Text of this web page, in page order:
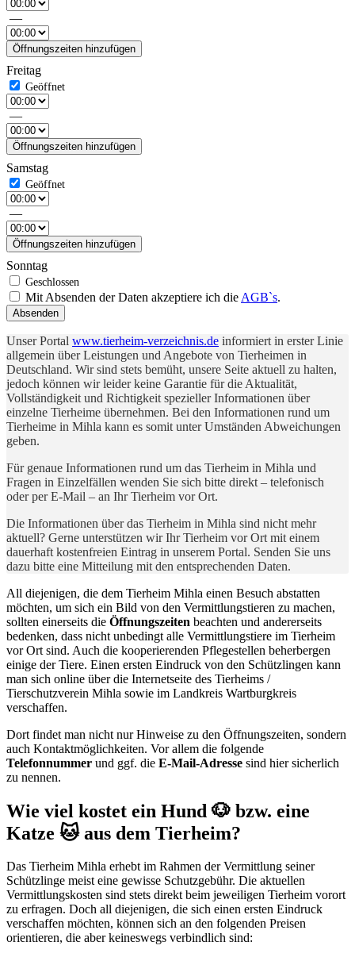
—
Öffnungszeiten hinzufügen
Freitag
—
Öffnungszeiten hinzufügen
Samstag
—
Öffnungszeiten hinzufügen
Sonntag
Mit Absenden der Daten akzeptiere ich die AGB`s.
Absenden
Unser Portal www.tierheim-verzeichnis.de informiert in erster Linie
allgemein über Leistungen und Angebote von Tierheimen in
Deutschland. Wir sind stets bemüht, unsere Seite aktuell zu halten,
jedoch können wir leider keine Garantie für die Aktualität,
Vollständigkeit und Richtigkeit spezieller Informationen über
einzelne Tierheime übernehmen. Bei den Informationen rund um
Tierheime in Mihla kann es somit unter Umständen Abweichungen
geben.
Für genaue Informationen rund um das Tierheim in Mihla und
Fragen in Einzelfällen wenden Sie sich bitte direkt – telefonisch
oder per E-Mail – an Ihr Tierheim vor Ort.
Die Informationen über das Tierheim in Mihla sind nicht mehr
aktuell? Gerne unterstützen wir Ihr Tierheim vor Ort mit einem
dauerhaft kostenfreien Eintrag in unserem Portal. Senden Sie uns
dazu bitte eine Mitteilung mit den entsprechenden Daten.
All diejenigen, die dem Tierheim Mihla einen Besuch abstatten
möchten, um sich ein Bild von den Vermittlungstieren zu machen,
sollten einerseits die Öffnungszeiten beachten und andererseits
bedenken, dass nicht unbedingt alle Vermittlungstiere im Tierheim
vor Ort sind. Auch die kooperierenden Pflegestellen beherbergen
einige der Tiere. Einen ersten Eindruck von den Schützlingen kann
man sich online über die Internetseite des Tierheims /
Tierschutzverein Mihla sowie im Landkreis Wartburgkreis
verschaffen.
Dort findet man nicht nur Hinweise zu den Öffnungszeiten, sondern
auch Kontaktmöglichkeiten. Vor allem die folgende
Telefonnummer und ggf. die E-Mail-Adresse sind hier sicherlich
zu nennen.
Wie viel kostet ein Hund 🐶 bzw. eine
Katze 🐱 aus dem Tierheim?
Das Tierheim Mihla erhebt im Rahmen der Vermittlung seiner
Schützlinge meist eine gewisse Schutzgebühr. Die aktuellen
Vermittlungskosten sind stets direkt beim jeweiligen Tierheim vorort
zu erfragen. Doch all diejenigen, die sich einen ersten Eindruck
verschaffen möchten, können sich an den folgenden Preisen
orientieren, die aber keineswegs verbindlich sind: